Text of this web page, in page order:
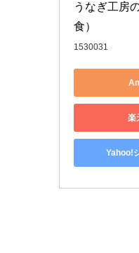
うなぎ工房
食）
1530031
楽
Yahoo!